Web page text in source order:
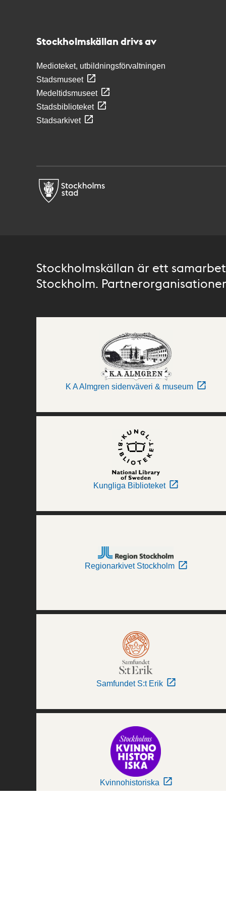
Stockholmskällan drivs av
Medioteket, utbildningsförvaltningen
Stadsmuseet
Medeltidsmuseet
Stadsbiblioteket
Stadsarkivet
Stockholmskällan är ett
Stockholm.
K A Almgren sidenväveri & museum
Kungliga Biblioteket
Regionarkivet Stockholm
Samfundet S:t Erik
Kvinnohistoriska